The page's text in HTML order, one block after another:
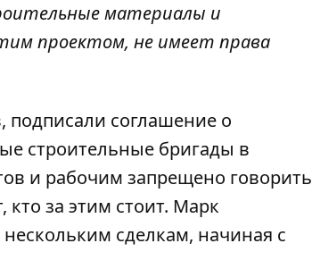
материалы и
проектом, не имеет права
подписали соглашение о
строительные бригады в
и рабочим запрещено говорить
кто за этим стоит. Марк
сделкам, начиная с